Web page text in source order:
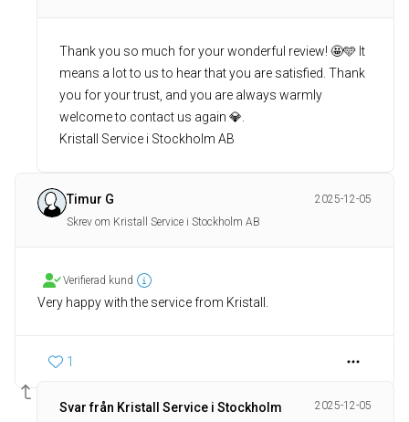
Thank you so much for your wonderful review! 🤩🩵 It
means a lot to us to hear that you are satisfied. Thank
you for your trust, and you are always warmly
welcome to contact us again 💎.
Kristall Service i Stockholm AB
Timur G
2025-12-05
Skrev om Kristall Service i Stockholm AB
Verifierad kund
Very happy with the service from Kristall.
1
Svar från Kristall Service i Stockholm
2025-12-05